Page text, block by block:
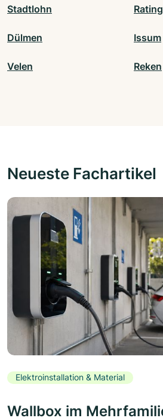
Stadtlohn
Dülmen Issum
Velen Reken
Neueste Fachartikel
Elektroinstallation & Material
Wallbox im